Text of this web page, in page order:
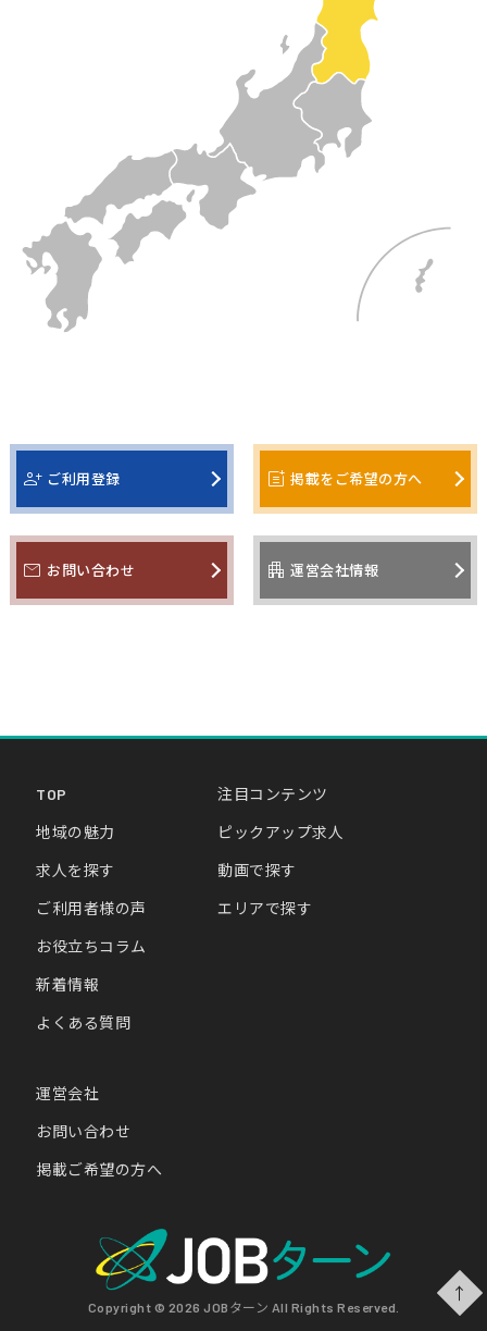
person_add ご利用登録 post_add 掲載をご希望の方へ
mail お問い合わせ apartment 運営会社情報
TOP
地域の魅力
求人を探す
ご利用者様の声
お役立ちコラム
新着情報
よくある質問
注目コンテンツ
ピックアップ求人
動画で探す
エリアで探す
運営会社
お問い合わせ
掲載ご希望の方へ
Copyright © 2026 JOBターン All Rights Reserved.
↑